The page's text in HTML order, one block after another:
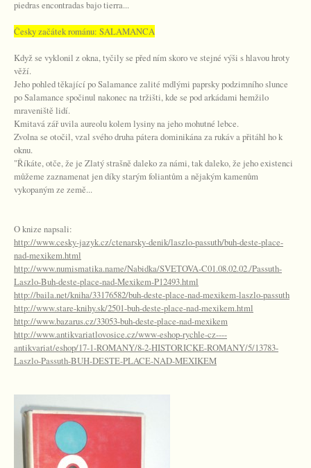
piedras encontradas bajo tierra...
Česky začátek románu: SALAMANCA
Když se vyklonil z okna, tyčily se před ním skoro ve stejné výši s hlavou hroty
věží.
Jeho pohled těkající po Salamance zalité mdlými paprsky podzimního slunce
po Salamance spočinul nakonec na tržišti, kde se pod arkádami hemžilo
mraveniště lidí.
Kmitavá zář uvila aureolu kolem lysiny na jeho mohutné lebce.
Zvolna se otočil, vzal svého druha pátera dominikána za rukáv a přitáhl ho k
oknu.
"Říkáte, otče, že je Zlatý strašně daleko za námi, tak daleko, že jeho existenci
můžeme zaznamenat jen díky starým foliantům a nějakým kamenům
vykopaným ze země...
O knize napsali:
http://www.cesky-jazyk.cz/ctenarsky-denik/laszlo-passuth/buh-deste-place-
nad-mexikem.html
http://www.numismatika.name/Nabidka/SVETOVA-C01.08.02.02./Passuth-
Laszlo-Buh-deste-place-nad-Mexikem-P12493.html
http://baila.net/kniha/33176582/buh-deste-place-nad-mexikem-laszlo-passuth
http://www.stare-knihy.sk/2501-buh-deste-place-nad-mexikem.html
http://www.bazarus.cz/33053-buh-deste-place-nad-mexikem
http://www.antikvariatlovosice.cz/www-eshop-rychle-cz----
antikvariat/eshop/17-1-ROMANY/8-2-HISTORICKE-ROMANY/5/13783-
Laszlo-Passuth-BUH-DESTE-PLACE-NAD-MEXIKEM